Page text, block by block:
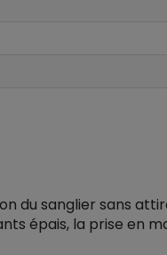
du sanglier sans
épais, la prise en